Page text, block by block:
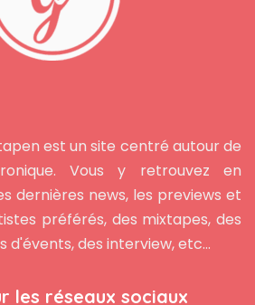
est un site centré autour de
Vous y retrouvez en
dernières news, les previews et
préférés, des mixtapes, des
d'évents, des interview, etc...
les réseaux sociaux